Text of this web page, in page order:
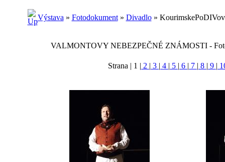
Výstava » Fotodokument» Divadlo»
VALMONTOVY NEBEZPEČNÉ ZNÁMOSTI -
Strana | 1 | 2 | 3 | 4 | 5 | 6 | 7 | 8 | 9 |